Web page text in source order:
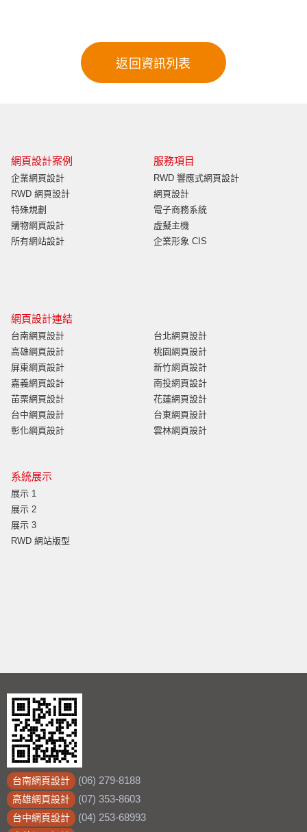
網頁設計案例
企業網頁設計
RWD 網頁設計
特殊規劃
購物網頁設計
所有網站設計
服務項目
RWD 響應式網頁設計
網頁設計
電子商務系統
虛擬主機
企業形象 CIS
網頁設計連結
台南網頁設計
高雄網頁設計
屏東網頁設計
嘉義網頁設計
苗栗網頁設計
台中網頁設計
彰化網頁設計
台北網頁設計
桃園網頁設計
新竹網頁設計
南投網頁設計
花蓮網頁設計
台東網頁設計
雲林網頁設計
系統展示
展示 1
展示 2
展示 3
RWD 網站版型
台南網頁設計 (06) 279-8188
高雄網頁設計 (07) 353-8603
台中網頁設計 (04) 253-68993